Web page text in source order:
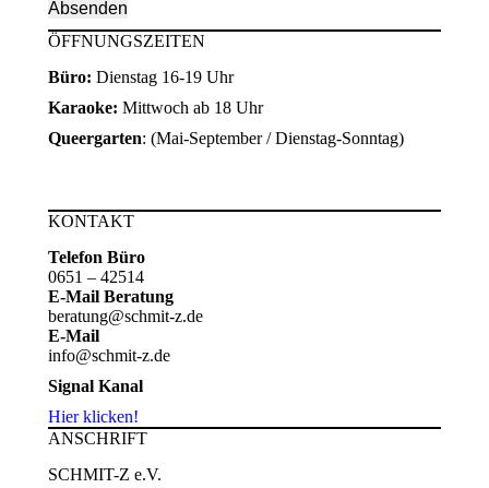
ÖFFNUNGSZEITEN
Büro: Dienstag 16-19 Uhr
Karaoke: Mittwoch ab 18 Uhr
Queergarten: (Mai-September / Dienstag-Sonntag)
KONTAKT
Telefon Büro
0651 – 42514
E-Mail Beratung
beratung@schmit-z.de
E-Mail
info@schmit-z.de
Signal Kanal
Hier klicken!
ANSCHRIFT
SCHMIT-Z e.V.